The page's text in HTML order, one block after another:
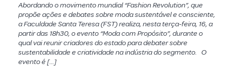
Abordando o movimento mundial “Fashion Revolution”, que
propõe ações e debates sobre moda sustentável e consciente,
a Faculdade Santa Teresa (FST) realiza, nesta terça-feira, 16, a
partir das 18h30, o evento “Moda com Propósito”, durante o
qual vai reunir criadores do estado para debater sobre
sustentabilidade e criatividade na indústria do segmento. O
evento é […]